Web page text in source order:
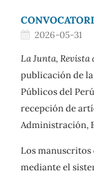
2026-05-31
La Junta, Revista
publicación de la
Públicos del
recepción de
Administración,
Los
mediante el